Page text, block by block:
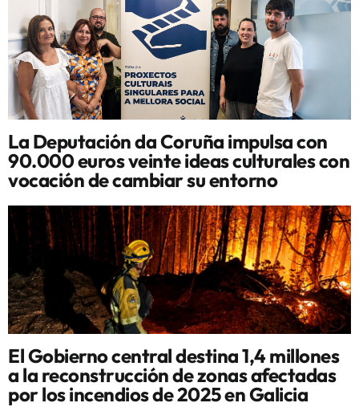
La Deputación da Coruña impulsa con
90.000 euros veinte ideas culturales con
vocación de cambiar su entorno
El Gobierno central destina 1,4 millones
a la reconstrucción de zonas afectadas
por los incendios de 2025 en Galicia